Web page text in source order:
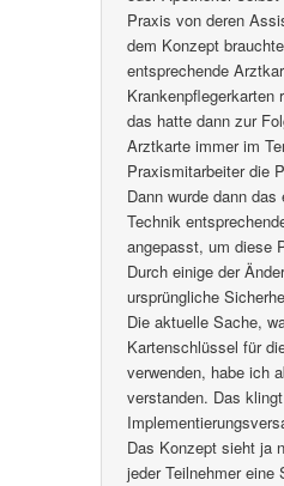
Praxis von deren
dem Konzept
entsprechende
Krankenpflegerkarten
das hatte dann zur
Arztkarte immer im
Praxismitarbeiter die
Dann wurde dann
Technik
angepasst, um diese
Durch einige der
ursprüngliche
Die aktuelle Sache,
Kartenschlüssel für
verwenden, habe ich
verstanden. Das
Das Konzept sieht ja
jeder Teilnehmer eine